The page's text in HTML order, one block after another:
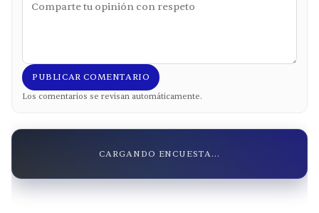
PUBLICAR COMENTARIO
Los comentarios se revisan automáticamente.
CARGANDO ENCUESTA...